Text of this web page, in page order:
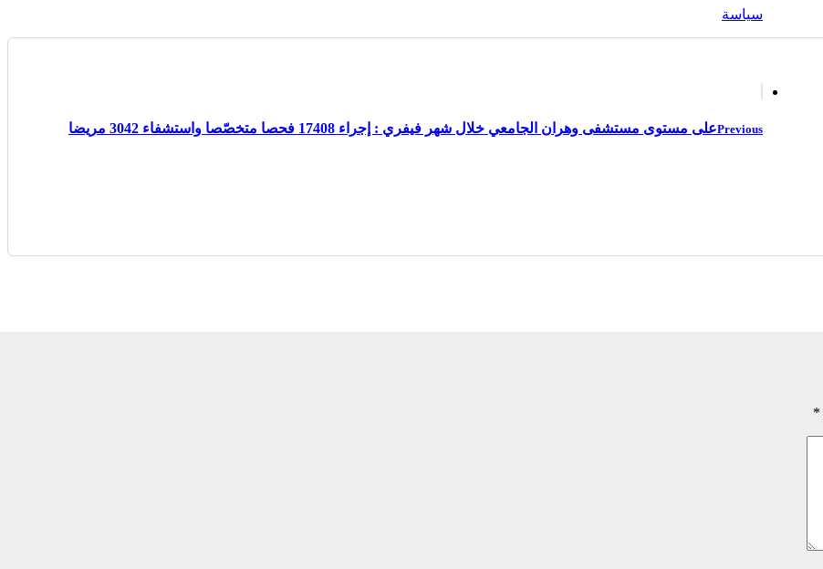
سياسة
Previousعلى مستوى مستشفى وهران الجامعي خلال شهر فيفري : إجراء 17408 فحصا متخصّصا واستشفاء 3042 مريضا
*